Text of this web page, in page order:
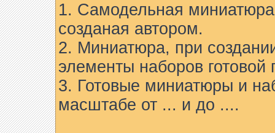
1. Самодельная
созданая автором.
2. Миниатюра, при
элементы наборов готовой
3. Готовые миниатюры и
масштабе от ... и до ....